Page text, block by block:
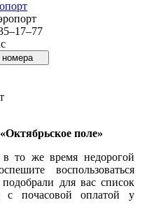
номера
поле»
то же время недорогой
воспользоваться
для вас список
с почасовой оплатой у